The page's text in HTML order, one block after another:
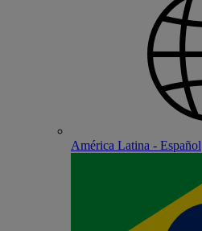
América Latina - Español